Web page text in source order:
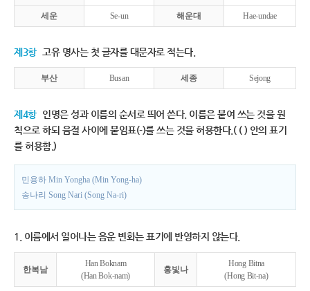
세운 Se-un 해운대 Hae-undae
제3항 고유 명사는 첫 글자를 대문자로 적는다.
부산 Busan 세종 Sejong
제4항 인명은 성과 이름의 순서로 띄어 쓴다. 이름은 붙여 쓰는 것을 원
칙으로 하되 음절 사이에 붙임표(-)를 쓰는 것을 허용한다.( ( ) 안의 표기
를 허용함.)
민용하 Min Yongha (Min Yong-ha)
송나리 Song Nari (Song Na-ri)
1. 이름에서 일어나는 음운 변화는 표기에 반영하지 않는다.
한복남
Han Boknam
(Han Bok-nam)
홍빛나
Hong Bitna
(Hong Bit-na)